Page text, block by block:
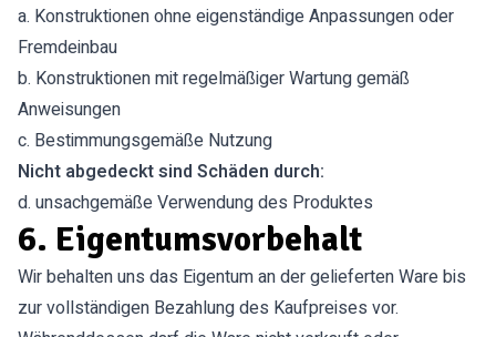
a. Konstruktionen ohne eigenständige Anpassungen oder
Fremdeinbau
b. Konstruktionen mit regelmäßiger Wartung gemäß
Anweisungen
c. Bestimmungsgemäße Nutzung
Nicht abgedeckt sind Schäden durch:
d. unsachgemäße Verwendung des Produktes
6. Eigentumsvorbehalt
Wir behalten uns das Eigentum an der gelieferten Ware bis
zur vollständigen Bezahlung des Kaufpreises vor.